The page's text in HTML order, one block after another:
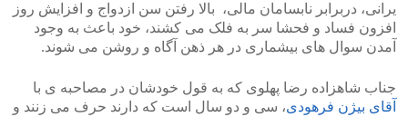
یرانی، دربرابر نابسامان مالی، بالا رفتن سن ازدواج و افزایش روز
افزون فساد و فحشا سر به فلک می کشند، خود باعث به وجود
آمدن سوال های بیشماری در هر ذهن آگاه و روشن می شوند.
جناب شاهزاده رضا پهلوی که به قول خودشان در مصاحبه ی با
آقای بیژن فرهودی، سی و دو سال است که دارند حرف می زنند و